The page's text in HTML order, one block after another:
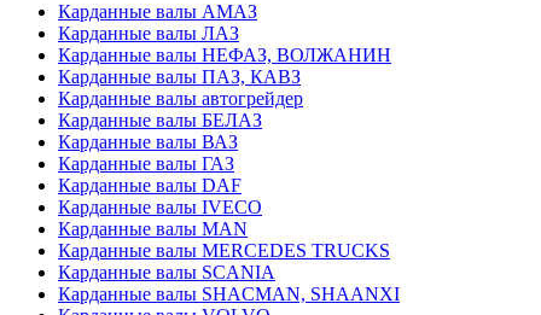
Карданные валы АМАЗ
Карданные валы ЛАЗ
Карданные валы НЕФАЗ, ВОЛЖАНИН
Карданные валы ПАЗ, КАВЗ
Карданные валы автогрейдер
Карданные валы БЕЛАЗ
Карданные валы ВАЗ
Карданные валы ГАЗ
Карданные валы DAF
Карданные валы IVECO
Карданные валы MAN
Карданные валы MERCEDES TRUCKS
Карданные валы SCANIA
Карданные валы SHACMAN, SHAANXI